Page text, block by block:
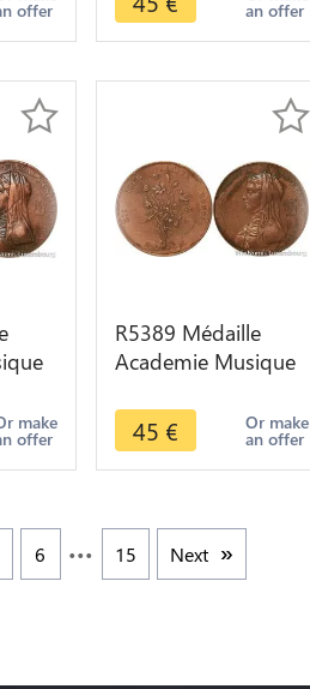
offer
1882 -> Make offer
an offer
make
offer
R5389 Médaille
Academie Musique
Clémence Isaure
1819 -> Make offer
45 € Or make
an offer
6 15 Next